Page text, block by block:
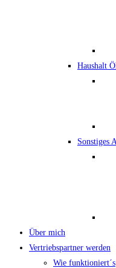
Haushalt
Sonstiges
Über mich
Vertriebspartner werden
Wie funktioniert´s